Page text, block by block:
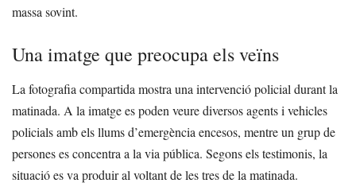
massa sovint.
Una imatge que preocupa els veïns
La fotografia compartida mostra una intervenció policial durant la
matinada. A la imatge es poden veure diversos agents i vehicles
policials amb els llums d’emergència encesos, mentre un grup de
persones es concentra a la via pública. Segons els testimonis, la
situació es va produir al voltant de les tres de la matinada.